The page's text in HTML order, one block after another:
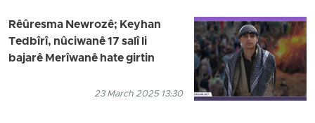
Rêûresma Newrozê; Keyhan
Tedbîrî, nûciwanê 17 salî li
bajarê Merîwanê hate girtin
23 March 2025 13:30